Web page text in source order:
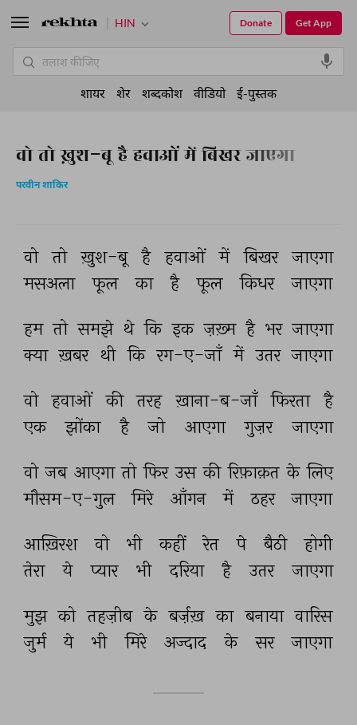
वो तो ख़ुश-बू है हवाओं में बिखर जाएगा
परवीन शाकिर
वो तो ख़ुश-बू है हवाओं में बिखर जाएगा
मसअला
फूल का है फूल किधर जाएगा
हम तो समझे थे कि इक ज़ख़्म है भर जाएगा
क्या ख़बर थी कि रग-ए-जाँ में उतर जाएगा
वो हवाओं की तरह ख़ाना-ब-जाँ फिरता है
एक
झोंका है जो आएगा गुज़र जाएगा
वो जब आएगा तो फिर उस की रिफ़ाक़त के लिए
मौसम-ए-गुल
मिरे आँगन में ठहर जाएगा
आख़िरश वो भी कहीं रेत पे बैठी
होगी
तेरा
ये प्यार भी दरिया है उतर जाएगा
मुझ को तहज़ीब के बर्ज़ख़ का बनाया वारिस
जुर्म
ये भी मिरे अज्दाद के सर जाएगा
HIN Get App
Donate
शायर शेर शब्दकोश वीडियो ई-पुस्तक